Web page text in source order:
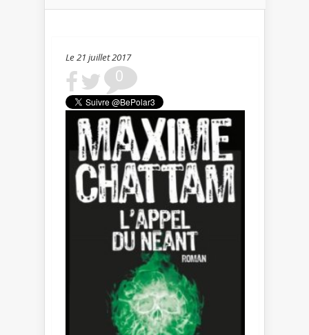
Le 21 juillet 2017
0